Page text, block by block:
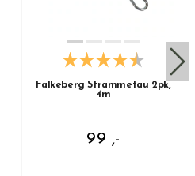
Falkeberg Strammetau 2pk,
4m
99 ,-